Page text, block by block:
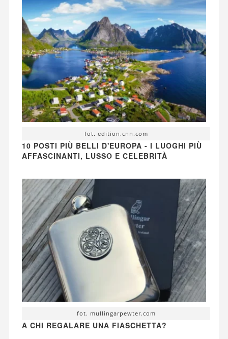
fot. edition.cnn.com
10 POSTI PIÙ BELLI D'EUROPA - I LUOGHI PIÙ
AFFASCINANTI, LUSSO E CELEBRITÀ
fot. mullingarpewter.com
A CHI REGALARE UNA FIASCHETTA?